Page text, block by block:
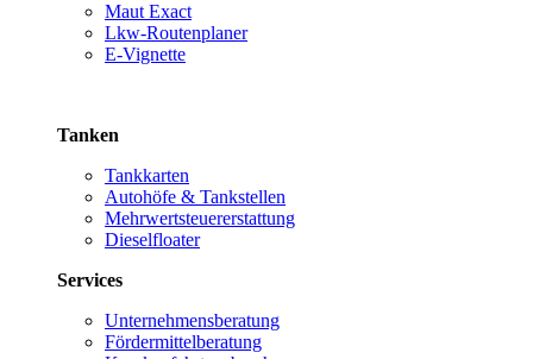
Maut Exact
Lkw-Routenplaner
E-Vignette
Tanken
Tankkarten
Autohöfe & Tankstellen
Mehrwertsteuererstattung
Dieselfloater
Services
Unternehmensberatung
Fördermittelberatung